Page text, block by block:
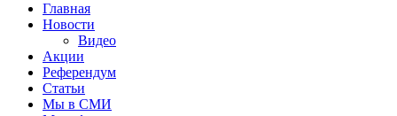
Главная
Новости
Видео
Акции
Референдум
Статьи
Мы в СМИ